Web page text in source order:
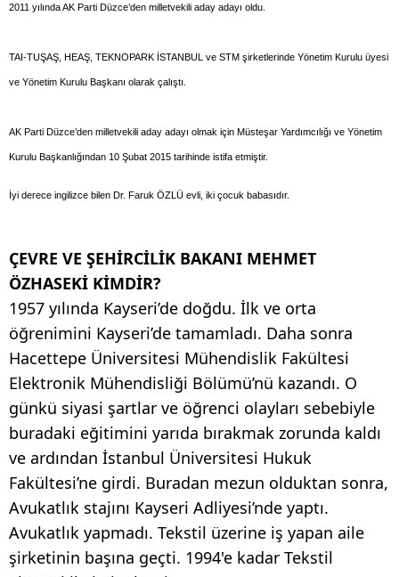
2011 yılında AK Parti Düzce’den milletvekili aday adayı oldu.
TAI-TUŞAŞ, HEAŞ, TEKNOPARK İSTANBUL ve STM şirketlerinde Yönetim Kurulu üyesi
ve Yönetim Kurulu Başkanı olarak çalıştı.
AK Parti Düzce’den milletvekili aday adayı olmak için Müsteşar Yardımcılığı ve Yönetim
Kurulu Başkanlığından 10 Şubat 2015 tarihinde istifa etmiştir.
İyi derece ingilizce bilen Dr. Faruk ÖZLÜ evli, iki çocuk babasıdır.
ÇEVRE VE ŞEHİRCİLİK BAKANI MEHMET
ÖZHASEKİ KİMDİR?
1957 yılında Kayseri’de doğdu. İlk ve orta
öğrenimini Kayseri’de tamamladı. Daha sonra
Hacettepe Üniversitesi Mühendislik Fakültesi
Elektronik Mühendisliği Bölümü’nü kazandı. O
günkü siyasi şartlar ve öğrenci olayları sebebiyle
buradaki eğitimini yarıda bırakmak zorunda kaldı
ve ardından İstanbul Üniversitesi Hukuk
Fakültesi’ne girdi. Buradan mezun olduktan sonra,
Avukatlık stajını Kayseri Adliyesi’nde yaptı.
Avukatlık yapmadı. Tekstil üzerine iş yapan aile
şirketinin başına geçti. 1994'e kadar Tekstil